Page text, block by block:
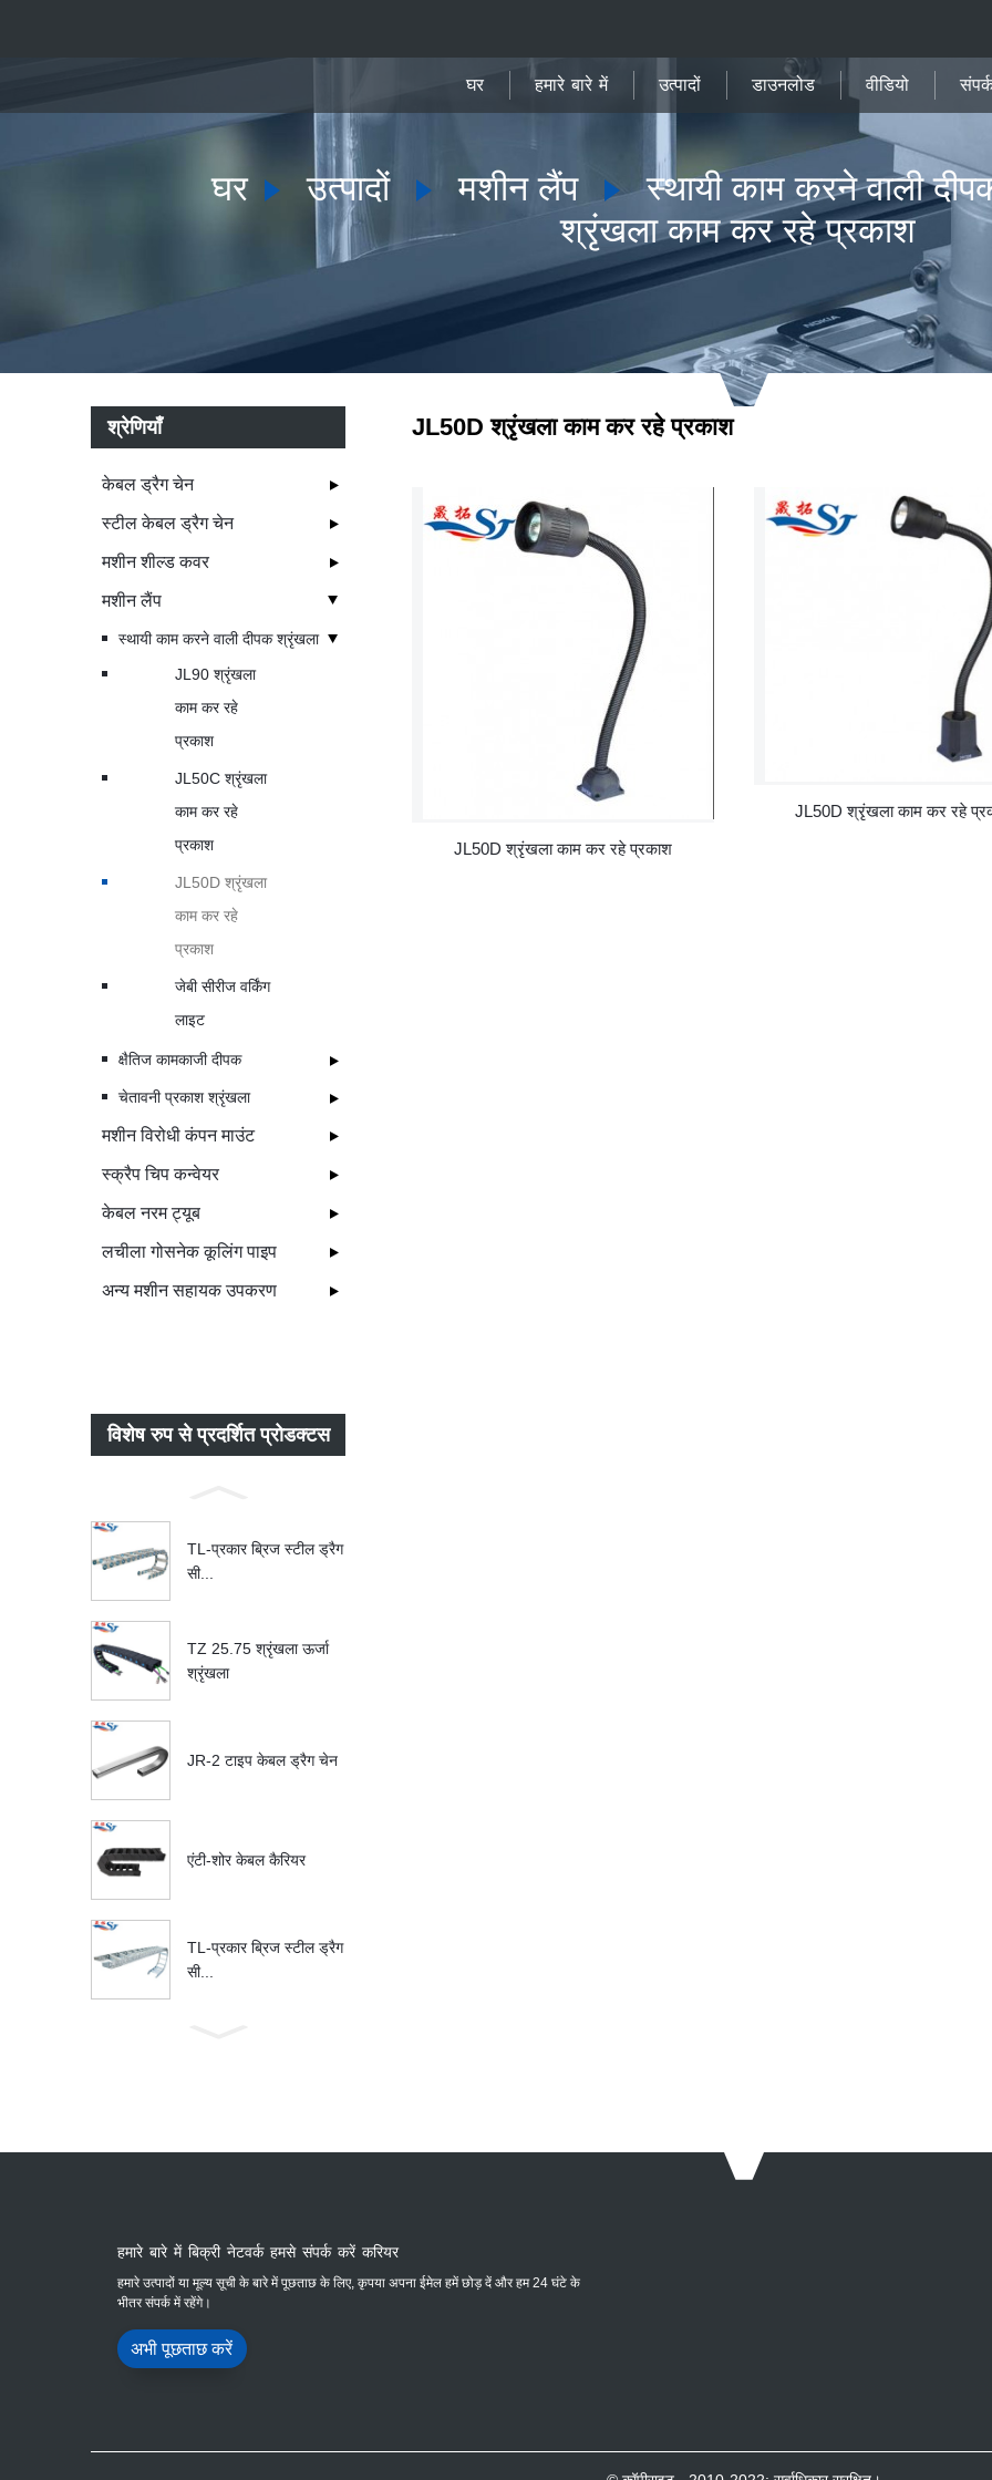
घर हमारे बारे में उत्पादों डाउनलोड वीडियो
घर उत्पादों मशीन लैंप
स्थायी काम करने वाली
श्रृंखला काम कर रहे प्रकाश
श्रेणियाँ
केबल ड्रैग चेन
स्टील केबल ड्रैग चेन
मशीन शील्ड कवर
मशीन लैंप
स्थायी काम करने वाली दीपक श्रृंखला
JL90 श्रृंखला
काम कर रहे
प्रकाश
JL50C श्रृंखला
काम कर रहे
प्रकाश
JL50D श्रृंखला
काम कर रहे
प्रकाश
जेबी सीरीज वर्किंग
लाइट
क्षैतिज कामकाजी दीपक
चेतावनी प्रकाश श्रृंखला
मशीन विरोधी कंपन माउंट
स्क्रैप चिप कन्वेयर
केबल नरम ट्यूब
लचीला गोसनेक कूलिंग पाइप
अन्य मशीन सहायक उपकरण
विशेष रुप से प्रदर्शित प्रोडक्टस
TL-प्रकार ब्रिज स्टील ड्रैग
सी...
TZ 25.75 श्रृंखला ऊर्जा
श्रृंखला
JR-2 टाइप केबल ड्रैग चेन
एंटी-शोर केबल कैरियर
TL-प्रकार ब्रिज स्टील ड्रैग
सी...
JL50D श्रृंखला काम कर रहे प्रकाश
JL50D श्रृंखला काम कर रहे प्रकाश
JL50D श्रृंखला काम कर रहे
हमारे बारे में बिक्री नेटवर्क हमसे संपर्क करें करियर
हमारे उत्पादों या मूल्य सूची के बारे में पूछताछ के लिए, कृपया अपना ईमेल हमें छोड़ दें और हम 24 घंटे के
भीतर संपर्क में रहेंगे।
अभी पूछताछ करें